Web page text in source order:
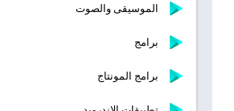
الموسيقى والصوت
برامج
برامج المونتاج